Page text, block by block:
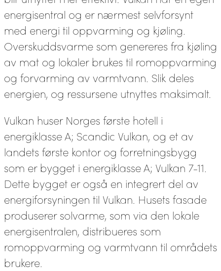
energisentral og er nærmest selvforsynt
med energi til oppvarming og kjøling.
Overskuddsvarme som genereres fra kjøling
av mat og lokaler brukes til romoppvarming
og forvarming av varmtvann. Slik deles
energien, og ressursene utnyttes maksimalt.
Vulkan huser Norges første hotell i
energiklasse A; Scandic Vulkan, og et av
landets første kontor og forretningsbygg
som er bygget i energiklasse A; Vulkan 7-11.
Dette bygget er også en integrert del av
energiforsyningen til Vulkan. Husets fasade
produserer solvarme, som via den lokale
energisentralen, distribueres som
romoppvarming og varmtvann til områdets
brukere.